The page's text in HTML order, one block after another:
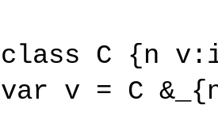
class C {n
var v = C